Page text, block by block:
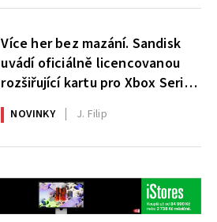
Více her bez mazání. Sandisk
uvádí oficiálně licencovanou
rozšiřující kartu pro Xbox Series
X|S
NOVINKY J. Filip